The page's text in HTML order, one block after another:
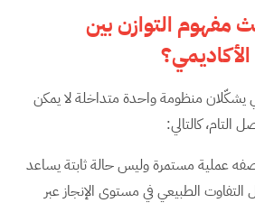
مفهوم التوازن بين
يشكّلان منظومة واحدة متداخلة لا يمكن
التام، كالتالي:
عملية مستمرة وليس حالة ثابتة يساعد
الطبيعي في مستوى الإنجاز عبر